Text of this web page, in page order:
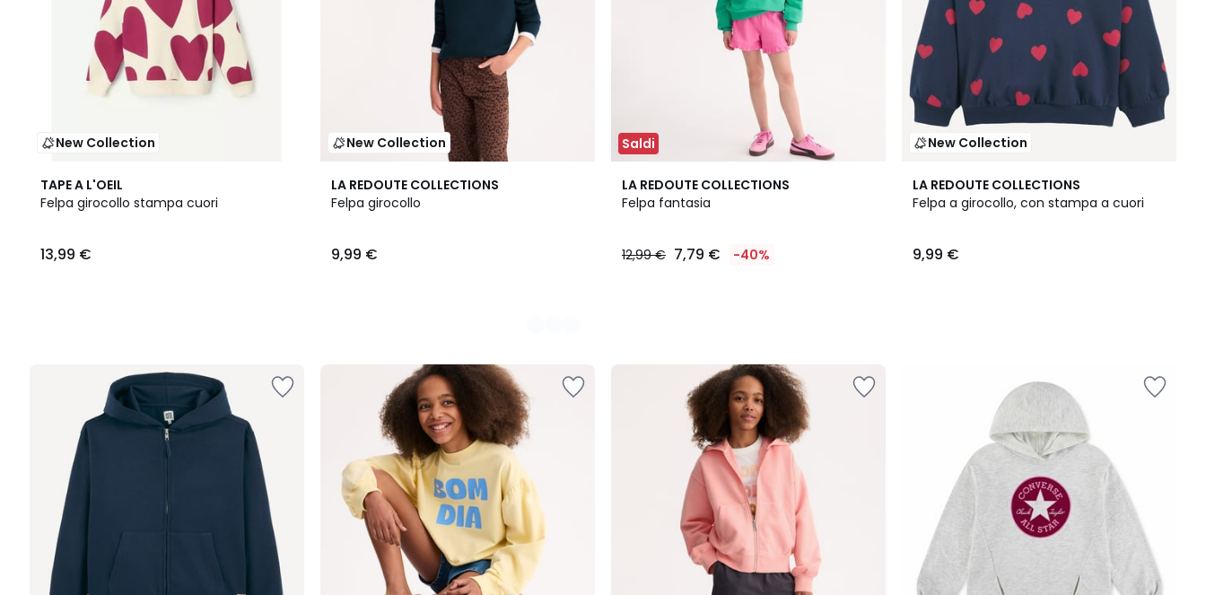
New Collection
TAPE A L'OEIL
Felpa girocollo stampa cuori
13,99 €
New Collection
LA REDOUTE COLLECTIONS
Felpa girocollo
9,99 €
5
Colori
Saldi
LA REDOUTE COLLECTIONS
Felpa fantasia
12,99 € 7,79 € -40%
New Collection
LA REDOUTE COLLECTIONS
Felpa a girocollo, con stampa a cuori
9,99 €